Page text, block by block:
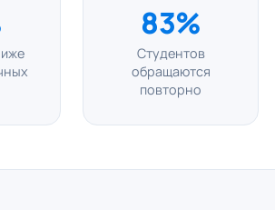
83%
Студентов
обращаются
повторно